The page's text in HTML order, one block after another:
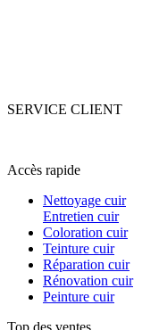
SERVICE CLIENT
Accès rapide
Nettoyage cuir
Entretien cuir
Coloration cuir
Teinture cuir
Réparation cuir
Rénovation cuir
Peinture cuir
Top des ventes